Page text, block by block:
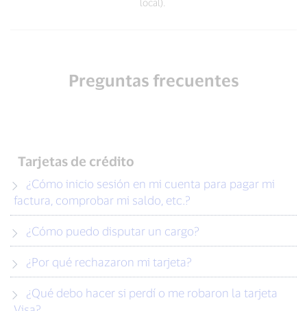
local).
Preguntas frecuentes
Tarjetas de crédito
factura, comprobar mi saldo, etc.?
¿Cómo puedo disputar un cargo?
¿Por qué rechazaron mi tarjeta?